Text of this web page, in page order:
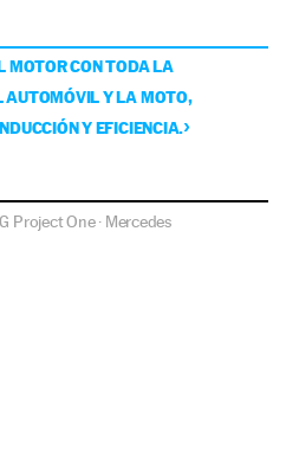
MOTOR CON TODA LA
AUTOMÓVIL Y LA MOTO,
Y EFICIENCIA.
Project One· Mercedes